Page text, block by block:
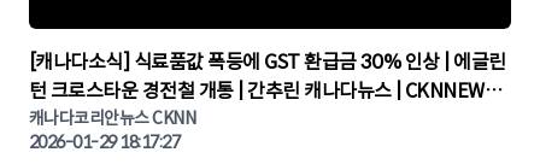
▶
[캐나다소식] 식료품값 폭등에 GST 환급금 30% 인상 | 에글린
턴 크로스타운 경전철 개통 | 간추린 캐나다뉴스 | CKNNEWS,
캐나다코리안뉴스
캐나다코리안뉴스 CKNN
2026-01-29 18:17:27